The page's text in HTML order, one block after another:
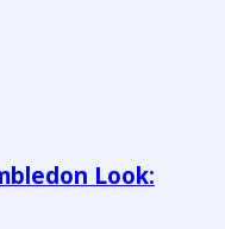
Look: